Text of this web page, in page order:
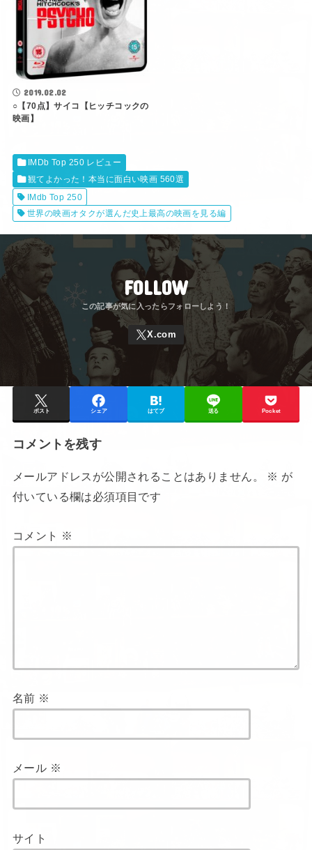
2019.02.02
○【70点】サイコ【ヒッチコックの
映画】
IMDb Top 250 レビュー
観てよかった！本当に面白い映画 560選
IMdb Top 250
世界の映画オタクが選んだ史上最高の映画を見る編
FOLLOW
ポスト シェア はてブ 送る Pocket
コメントを残す
メールアドレスが公開されることはありません。 ※ が
付いている欄は必須項目です
コメント ※
名前 ※
メール ※
サイト